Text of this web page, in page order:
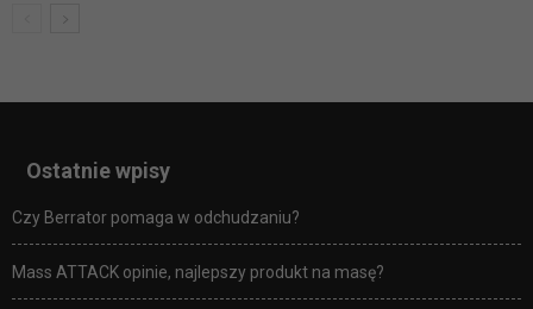
Ostatnie wpisy
Czy Berrator pomaga w odchudzaniu?
Mass ATTACK opinie, najlepszy produkt na masę?